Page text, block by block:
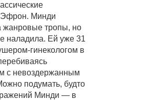
Минди
жанровые тропы, но
наладила. Ей уже 31
гинекологом в
с невоздержанным
подумать, будто
Минди — в